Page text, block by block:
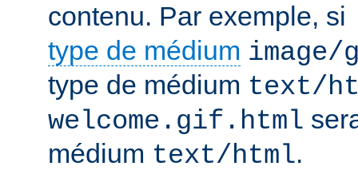
contenu. Par exemple, si
type de médium
type de médium text/
welcome.gif.html
médium text/html.